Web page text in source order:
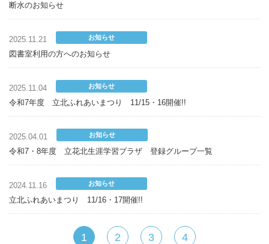
断水のお知らせ
2025.11.21 お知らせ
図書室利用の方へのお知らせ
2025.11.04 お知らせ
令和7年度 立北ふれあいまつり 11/15・16開催!!
2025.04.01 お知らせ
令和7・8年度 立花北生涯学習プラザ 登録グループ一覧
2024.11.16 お知らせ
立北ふれあいまつり 11/16・17開催!!
1 2 3 4